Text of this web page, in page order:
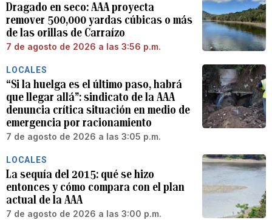
Dragado en seco: AAA proyecta
remover 500,000 yardas cúbicas o más
de las orillas de Carraízo
7 de agosto de 2026 a las 3:56 p.m.
LOCALES
“Si la huelga es el último paso, habrá
que llegar allá”: sindicato de la AAA
denuncia crítica situación en medio de
emergencia por racionamiento
7 de agosto de 2026 a las 3:05 p.m.
LOCALES
La sequía del 2015: qué se hizo
entonces y cómo compara con el plan
actual de la AAA
7 de agosto de 2026 a las 3:00 p.m.